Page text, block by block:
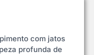
com jatos
profunda de